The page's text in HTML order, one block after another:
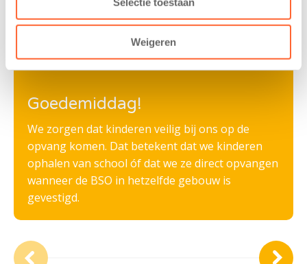
Weigeren
Goedemiddag!
We zorgen dat kinderen veilig bij ons op de
opvang komen. Dat betekent dat we kinderen
ophalen van school óf dat we ze direct opvangen
wanneer de BSO in hetzelfde gebouw is
gevestigd.